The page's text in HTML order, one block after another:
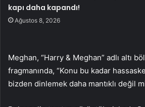
kapı daha kapandı!
Ağustos 8, 2026
Meghan, “Harry & Meghan” adlı altı
fragmanında, “Konu bu kadar
bizden dinlemek daha mantıklı değil